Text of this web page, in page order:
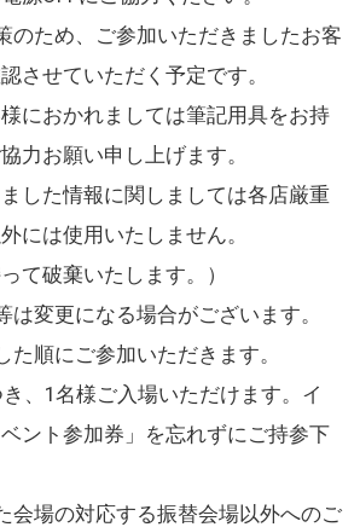
のため、ご参加いただきましたお客
させていただく予定です。
におかれましては筆記用具をお持
力お願い申し上げます。
ました情報に関しましては各店厳重
には使用いたしません。
て破棄いたします。）
は変更になる場合がございます。
た順にご参加いただきます。
、1名様ご入場いただけます。イ
ント参加券」を忘れずにご持参下
会場の対応する振替会場以外へのご